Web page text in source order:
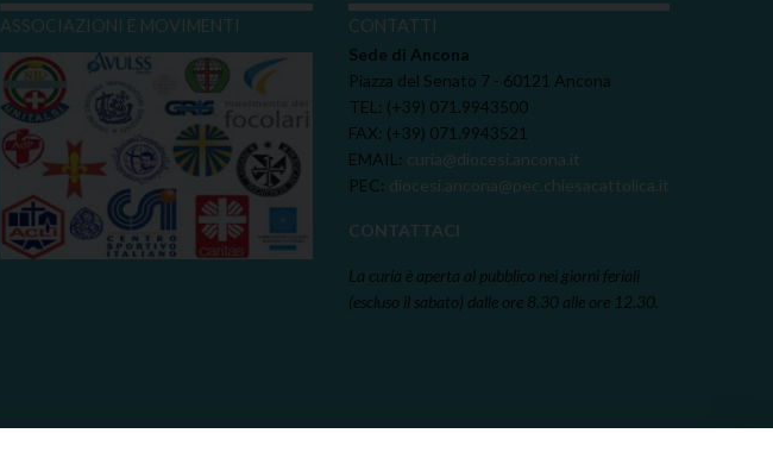
ASSOCIAZIONI E MOVIMENTI
CONTATTI
Sede di Ancona
Piazza del Senato 7 - 60121 Ancona
TEL: (+39) 071.9943500
FAX: (+39) 071.9943521
EMAIL: curia@diocesi.ancona.it
PEC: diocesi.ancona@pec.chiesacattolica.it
CONTATTACI
La curia è aperta al pubblico nei giorni feriali
(escluso il sabato) dalle ore 8.30 alle ore 12.30.